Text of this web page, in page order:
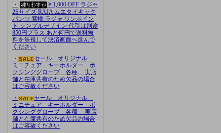
・
￥1,000 OFF ラジャ
2Sサイズ RAJA ムエタイキック
パンツ 紫桃 ラジャ ワンポイン
ト シンプルデザイン 代引は別途
850円プラス あと何円で送料無
料を無視して決済画面へ進んで
ください
・
セール オリジナル
ミニチュア キーホルダー ボ
クシンググローブ 各種 実店
舗と在庫共有のため欠品の場合
はご容赦ください
・
セール オリジナル
ミニチュア キーホルダー ボ
クシンググローブ 各種 実店
舗と在庫共有のため欠品の場合
はご容赦ください